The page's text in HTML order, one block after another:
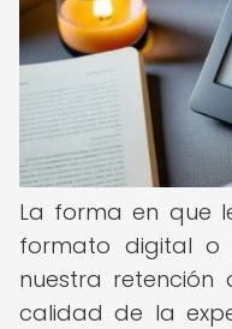
La forma en que
formato digital o
nuestra
calidad de la